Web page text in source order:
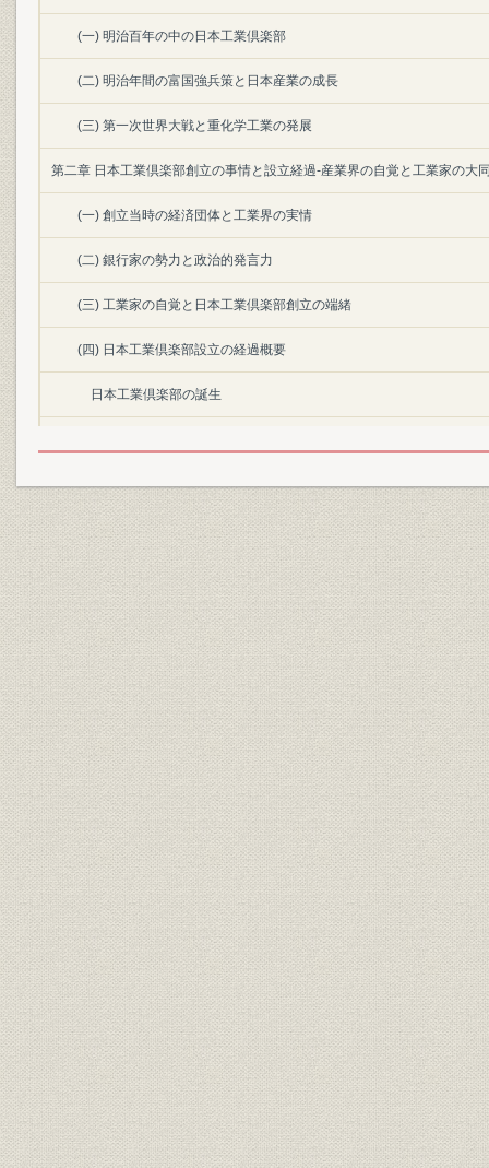
(一) 明治百年の中の日本工業倶楽部
(二) 明治年間の富国強兵策と日本産業の成長
(三) 第一次世界大戦と重化学工業の発展
第二章 日本工業倶楽部創立の事情と設立経過-産業界の自覚と工業家の大
(一) 創立当時の経済団体と工業界の実情
(二) 銀行家の勢力と政治的発言力
(三) 工業家の自覚と日本工業倶楽部創立の端緒
(四) 日本工業倶楽部設立の経過概要
日本工業倶楽部の誕生
設立披露宴における元勲の演説
元勲先輩の日本工業倶楽部への期待
(六) 日本工業倶楽部会館の建設
第三章 創立当初における調査・建議活動-重要経済問題への積極的発言
(一) 製鉄事業の保護、自給に関する建議
貧弱な製鉄業
製鉄業振興に関する日本工業倶楽部の意見書
鉄鋼自給に関する日本工業倶楽部の建議
東洋製鉄会社の設立
(二) 戦時利得税の新設および所得税法改正問題
戦時利得税の新設問題
細密な日本工業倶楽部の計数算定
所得税法改正に関する日本工業倶楽部の意見書
(三) 軍需工業動員法に関する建議
(四) 産業の保護と関税改正問題
関税率改正に関する日本工業倶楽部の意見書